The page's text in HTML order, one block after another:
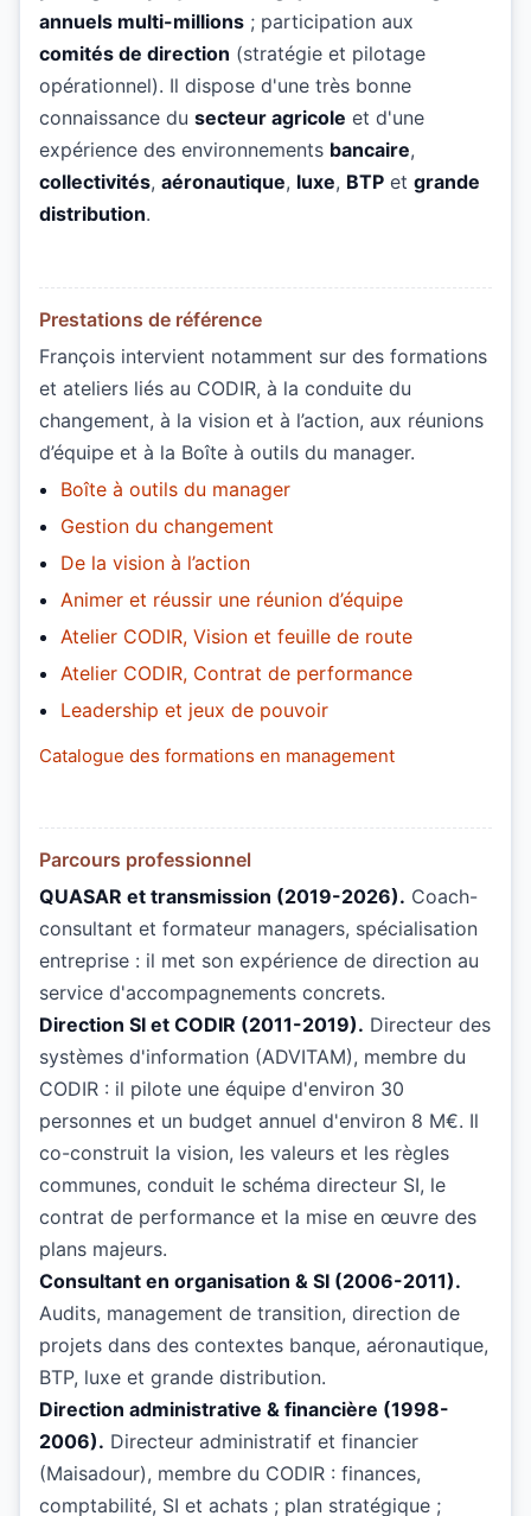
annuels multi-millions ; participation aux
comités de direction (stratégie et pilotage
opérationnel). Il dispose d'une très bonne
connaissance du secteur agricole et d'une
expérience des environnements bancaire,
collectivités, aéronautique, luxe, BTP et grande
distribution.
Prestations de référence
François intervient notamment sur des formations
et ateliers liés au CODIR, à la conduite du
changement, à la vision et à l’action, aux réunions
d’équipe et à la Boîte à outils du manager.
Boîte à outils du manager
Gestion du changement
De la vision à l’action
Animer et réussir une réunion d’équipe
Atelier CODIR, Vision et feuille de route
Atelier CODIR, Contrat de performance
Leadership et jeux de pouvoir
Catalogue des formations en management
Parcours professionnel
QUASAR et transmission (2019-2026). Coach-
consultant et formateur managers, spécialisation
entreprise : il met son expérience de direction au
service d'accompagnements concrets.
Direction SI et CODIR (2011-2019). Directeur des
systèmes d'information (ADVITAM), membre du
CODIR : il pilote une équipe d'environ 30
personnes et un budget annuel d'environ 8 M€. Il
co-construit la vision, les valeurs et les règles
communes, conduit le schéma directeur SI, le
contrat de performance et la mise en œuvre des
plans majeurs.
Consultant en organisation & SI (2006-2011).
Audits, management de transition, direction de
projets dans des contextes banque, aéronautique,
BTP, luxe et grande distribution.
Direction administrative & financière (1998-
2006). Directeur administratif et financier
(Maisadour), membre du CODIR : finances,
comptabilité, SI et achats ; plan stratégique ;